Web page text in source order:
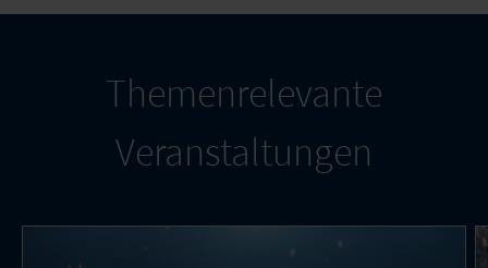
Themenrelevante
Veranstaltungen